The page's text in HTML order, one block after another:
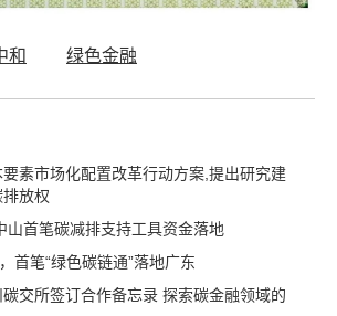
和 绿色金融
素市场化配置改革行动方案,提出研究建
放权
山首笔碳减排支持工具资金落地
首笔“绿色碳链通”落地广东
交所签订合作备忘录 探索碳金融领域的